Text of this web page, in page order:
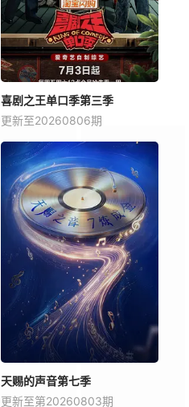
喜剧之王单口季第三季
更新至20260806期
天赐的声音第七季
更新至第20260803期